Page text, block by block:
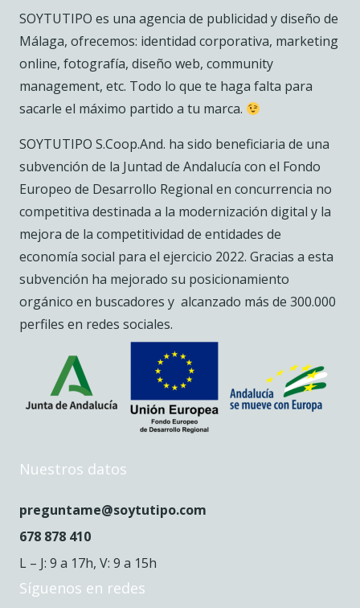
SOYTUTIPO es una agencia de publicidad y diseño de
Málaga, ofrecemos: identidad corporativa, marketing
online, fotografía, diseño web, community
management, etc. Todo lo que te haga falta para
sacarle el máximo partido a tu marca.
SOYTUTIPO S.Coop.And. ha sido beneficiaria de una
subvención de la Juntad de Andalucía con el Fondo
Europeo de Desarrollo Regional en concurrencia no
competitiva destinada a la modernización digital y la
mejora de la competitividad de entidades de
economía social para el ejercicio 2022. Gracias a esta
subvención ha mejorado su posicionamiento
orgánico en buscadores y alcanzado más de 300.000
perfiles en redes sociales.
Nuestros datos
preguntame@soytutipo.com
678 878 410
L – J: 9 a 17h, V: 9 a 15h
Síguenos en redes